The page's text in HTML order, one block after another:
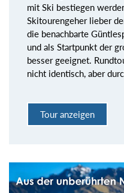
mit Ski bestiegen
Skitourengeher lieber
die benachbarte
und als Startpunkt der
besser geeignet.
nicht identisch, aber
Tour anzeigen